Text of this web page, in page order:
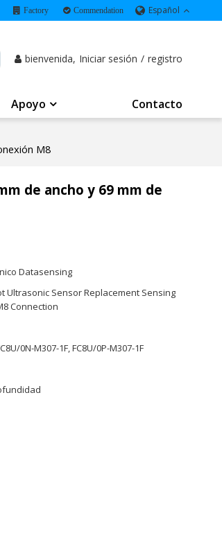
Factory Commendation Español
bienvenida, Iniciar sesión / registro
Apoyo Contacto
M8
de ancho y 69 mm de
Datasensing
Ultrasonic Sensor Replacement Sensing
Connection
0N-M307-1F, FC8U/0P-M307-1F